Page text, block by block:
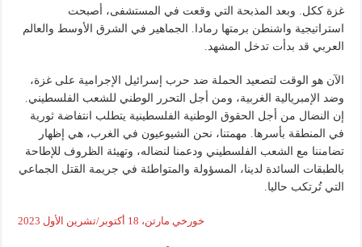
غزة ككل. وبعد المذبحة التي وقعت في المستشفى، أصبحت
استراتيجية واشنطن برمتها رمادا. الجماهير في الشرق الأوسط والعالم
العربي قد بدأت تدخل المشهد.
الآن هو الوقت لتصعيد الحملة ضد حرب إسرائيل الإجرامية على غزة،
وضد الإمبريالية الغربية، ومن أجل التحرر الوطني للشعب الفلسطيني.
إن النضال من أجل الحقوق الوطنية الفلسطينية يتطلب انتفاضة ثورية
في المنطقة بأسرها. مهمتنا، نحن الشيوعيون في الغرب، هي إظهار
تضامننا مع الشعب الفلسطيني ودعمنا لنضاله، وتهيئة الظروف للإطاحة
بالطبقات السائدة لدينا، المسؤولة والمتواطئة في جريمة القتل الجماعي
التي تُرتكب حاليا.
خورخي مارتن، 18 أكتوبر/تشرين الأول 2023